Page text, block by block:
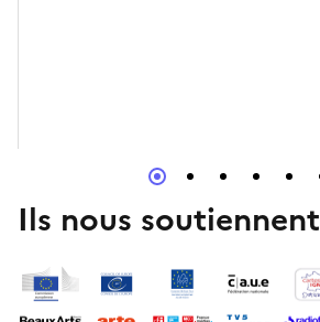
Ils nous soutiennent